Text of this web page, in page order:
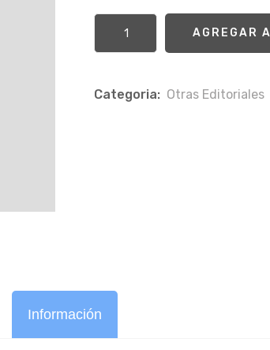
AGREGAR
Categoria: Otras Editoriales
Información